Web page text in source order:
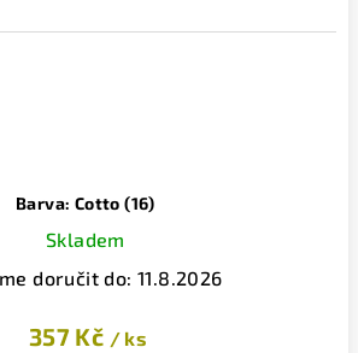
Barva: Cotto (16)
Skladem
doručit do: 11.8.2026
357 Kč / ks